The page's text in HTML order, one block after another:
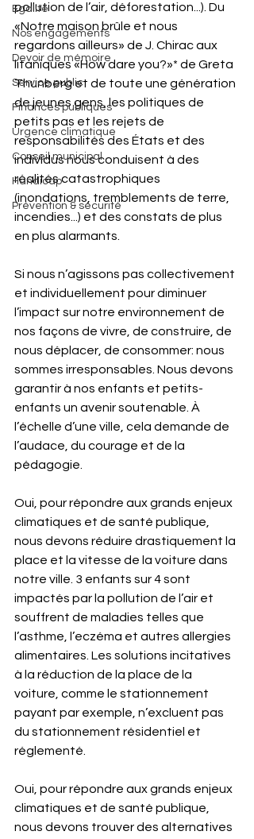
Egalité
Nos engagements
Devoir de mémoire
Service public
Finances publiques
Urgence climatique
Conseil municipal
Handicap
Prévention & sécurité
pollution de l’air, déforestation...). Du
«Notre maison brûle et nous
regardons ailleurs» de J. Chirac aux
litaniques «How dare you?»* de Greta
Thunberg et de toute une génération
de jeunes gens, les politiques de
petits pas et les rejets de
responsabilités des États et des
individus nous conduisent à des
réalités catastrophiques
(inondations, tremblements de terre,
incendies...) et des constats de plus
en plus alarmants.
Si nous n’agissons pas collectivement
et individuellement pour diminuer
l’impact sur notre environnement de
nos façons de vivre, de construire, de
nous déplacer, de consommer: nous
sommes irresponsables. Nous devons
garantir à nos enfants et petits-
enfants un avenir soutenable. À
l’échelle d’une ville, cela demande de
l’audace, du courage et de la
pédagogie.
Oui, pour répondre aux grands enjeux
climatiques et de santé publique,
nous devons réduire drastiquement la
place et la vitesse de la voiture dans
notre ville. 3 enfants sur 4 sont
impactés par la pollution de l’air et
souffrent de maladies telles que
l’asthme, l’eczéma et autres allergies
alimentaires. Les solutions incitatives
à la réduction de la place de la
voiture, comme le stationnement
payant par exemple, n’excluent pas
du stationnement résidentiel et
réglementé.
Oui, pour répondre aux grands enjeux
climatiques et de santé publique,
nous devons trouver des alternatives